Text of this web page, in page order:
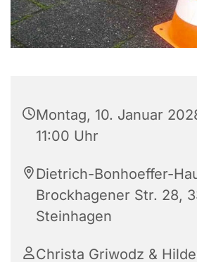
Montag, 10. Januar
11:00 Uhr
Dietrich-Bonhoeffer-
Brockhagener Str. 28,
Steinhagen
Christa Griwodz &